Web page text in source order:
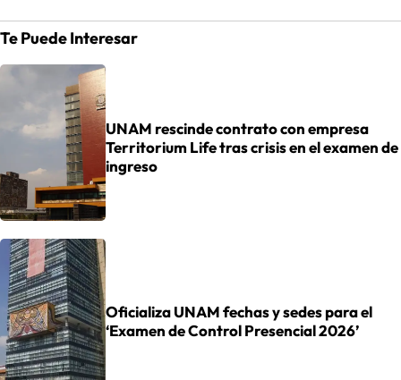
Te Puede Interesar
UNAM rescinde contrato con empresa
Territorium Life tras crisis en el examen de
ingreso
Oficializa UNAM fechas y sedes para el
‘Examen de Control Presencial 2026’